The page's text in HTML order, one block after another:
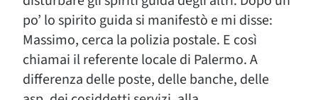
po’ lo spirito guida si manifestò e mi disse:
Massimo, cerca la polizia postale. E così
chiamai il referente locale di Palermo. A
differenza delle poste, delle banche, delle